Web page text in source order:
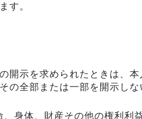
す。
開示を求められたときは、
の全部または一部を開示し
身体、財産その他の権利利